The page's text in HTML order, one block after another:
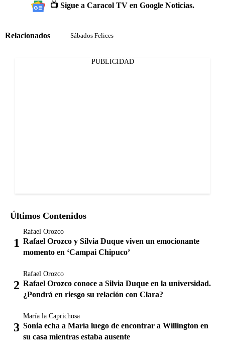
📺 Sigue a Caracol TV en Google Noticias.
Relacionados Sábados Felices
PUBLICIDAD
Últimos Contenidos
Rafael Orozco
Rafael Orozco y Silvia Duque viven un emocionante
momento en ‘Campai Chipuco’
Rafael Orozco
Rafael Orozco conoce a Silvia Duque en la universidad.
¿Pondrá en riesgo su relación con Clara?
María la Caprichosa
Sonia echa a María luego de encontrar a Willington en
su casa mientras estaba ausente